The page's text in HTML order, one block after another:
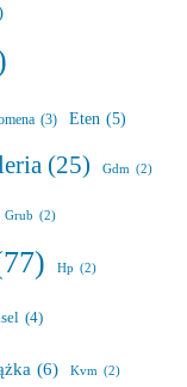
(3) Eten (5)
(25) Gdm (2)
Grub (2)
Hp (2)
(4)
(6) Kvm (2)